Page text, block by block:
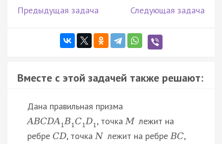
Предыдущая задача Следующая задача
Вместе с этой задачей также решают:
Дана правильная призма
ABCDA 1B1C1D1, точкаM лежит на
ребре CD, точкаN лежит на ребреBC,